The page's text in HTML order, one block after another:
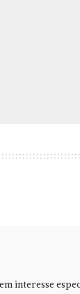
interesse